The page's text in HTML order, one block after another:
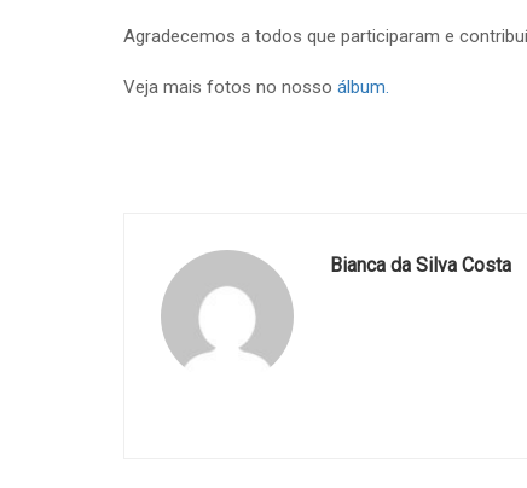
Agradecemos a todos que participaram e
Veja mais fotos no nosso álbum.
Bianca da Silva Costa